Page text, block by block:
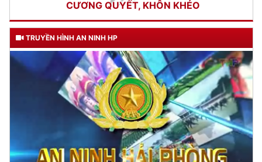
ngày 11 tháng 3 năm 1948.
TRUYỀN HÌNH AN NINH HP